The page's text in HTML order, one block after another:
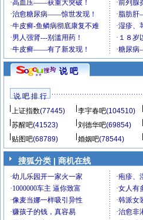
说 吧
说 吧 排 行
上证指数(77445) 李宇春吧(104510)
苏醒吧(41523) 刘德华吧(69854)
贴图吧(68789) 婚姻吧(78544)
搜狐分类 | 商机在线